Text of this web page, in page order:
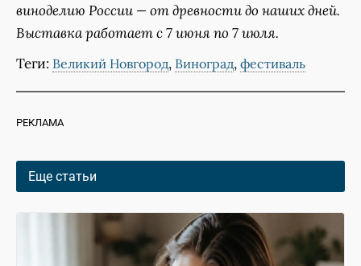
виноделию России — от древности до наших дней.
Выставка работает с 7 июня по 7 июля.
Теги: Великий Новгород, Виноград, фестиваль
РЕКЛАМА
Еще статьи